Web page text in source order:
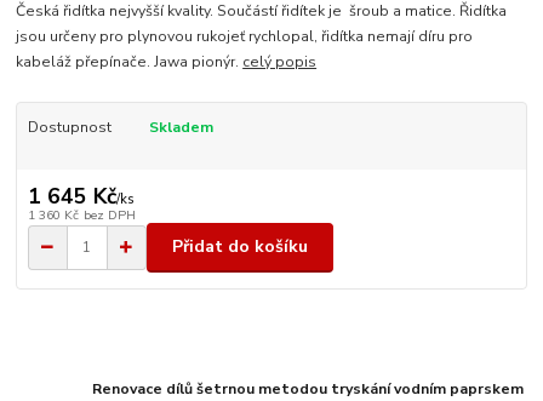
Česká řidítka nejvyšší kvality. Součástí řidítek je šroub a matice. Řidítka
jsou určeny pro plynovou rukojeť rychlopal, řidítka nemají díru pro
kabeláž přepínače. Jawa pionýr. celý popis
Dostupnost Skladem
1 645 Kč/ks
1 360 Kč bez DPH
Přidat do košíku
Renovace dílů šetrnou metodou tryskání vodním paprskem